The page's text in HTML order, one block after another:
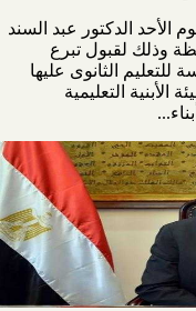
الأحد الدكتور عبد السند
وذلك لقبول تبرع
م2 لإقامة مدرسة للتعليم الثانوى عليها
الأبنية التعليمية